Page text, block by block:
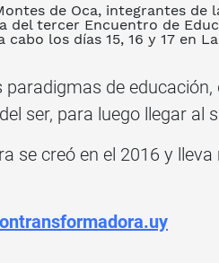
de Oca, integrantes de
del tercer Encuentro de
los días 15, 16 y 17 en
de educación,
ser, para luego llegar al
se creó en el 2016 y lleva